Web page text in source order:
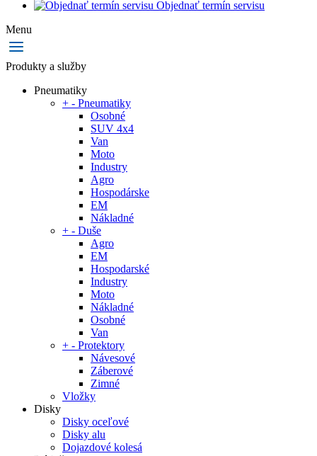
Objednať termín servisu
Menu
Produkty a služby
Pneumatiky
+ - Pneumatiky
Osobné
SUV 4x4
Van
Moto
Industry
Agro
Hospodárske
EM
Nákladné
+ - Duše
Agro
EM
Hospodarské
Industry
Moto
Nákladné
Osobné
Van
+ - Protektory
Návesové
Záberové
Zimné
Vložky
Disky
Disky oceľové
Disky alu
Dojazdové kolesá